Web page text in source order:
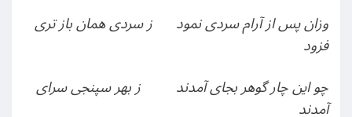
وزان پس از آرام سردی نمود ز سردی همان باز تری
فزود
چو این چار گوهر بجای آمدند ز بهر سپنجی سرای
آمدند